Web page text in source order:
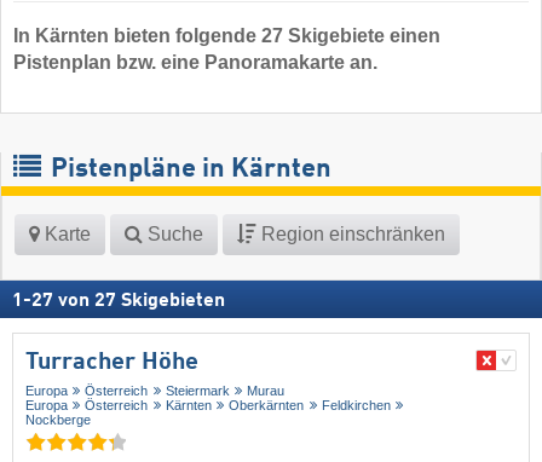
In Kärnten bieten folgende 27 Skigebiete einen
Pistenplan bzw. eine Panoramakarte an.
Pistenpläne in Kärnten
Karte Suche Region einschränken
1 -27 von 27 Skigebieten
Turracher Höhe
Europa Österreich Steiermark
Murau
Europa
Österreich Kärnten Oberkärnten
Feldkirchen
Nockberge